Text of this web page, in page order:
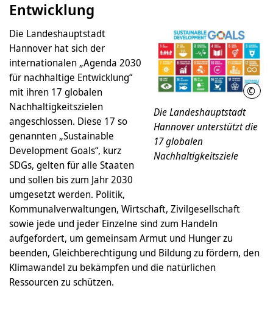
Entwicklung
©
Die Landeshauptstadt
Hannover unterstützt die
17 globalen
Nachhaltigkeitsziele
Die Landeshauptstadt
Hannover hat sich der
internationalen „Agenda 2030
für nachhaltige Entwicklung“
mit ihren 17 globalen
Nachhaltigkeitszielen
angeschlossen. Diese 17 so
genannten „Sustainable
Development Goals“, kurz
SDGs, gelten für alle Staaten
und sollen bis zum Jahr 2030
umgesetzt werden. Politik,
Kommunalverwaltungen, Wirtschaft, Zivilgesellschaft
sowie jede und jeder Einzelne sind zum Handeln
aufgefordert, um gemeinsam Armut und Hunger zu
beenden, Gleichberechtigung und Bildung zu fördern, den
Klimawandel zu bekämpfen und die natürlichen
Ressourcen zu schützen.